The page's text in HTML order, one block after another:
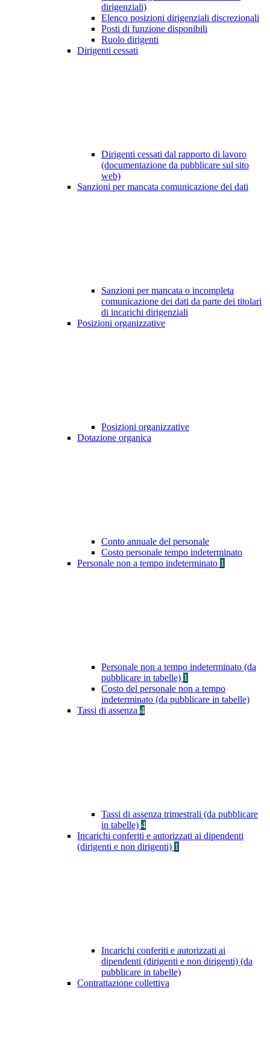
dirigenziali)
Elenco posizioni dirigenziali discrezionali
Posti di funzione disponibili
Ruolo dirigenti
Dirigenti cessati
Dirigenti cessati dal rapporto di lavoro
(documentazione da pubblicare sul sito
web)
Sanzioni per mancata comunicazione dei dati
Sanzioni per mancata o incompleta
comunicazione dei dati da parte dei titolari
di incarichi dirigenziali
Posizioni organizzative
Posizioni organizzative
Dotazione organica
Conto annuale del personale
Costo personale tempo indeterminato
Personale non a tempo indeterminato 1
Personale non a tempo indeterminato (da
pubblicare in tabelle) 1
Costo del personale non a tempo
indeterminato (da pubblicare in tabelle)
Tassi di assenza 4
Tassi di assenza trimestrali (da pubblicare
in tabelle) 4
Incarichi conferiti e autorizzati ai dipendenti
(dirigenti e non dirigenti) 1
Incarichi conferiti e autorizzati ai
dipendenti (dirigenti e non dirigenti) (da
pubblicare in tabelle)
Contrattazione collettiva